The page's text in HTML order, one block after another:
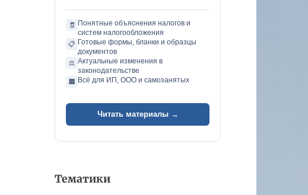
🧾
Понятные объяснения налогов и
систем налогообложения
📋 Готовые формы, бланки и образцы
документов
⚖️ Актуальные изменения в
законодательстве
🏢 Всё для ИП, ООО и самозанятых
Читать материалы →
Тематики